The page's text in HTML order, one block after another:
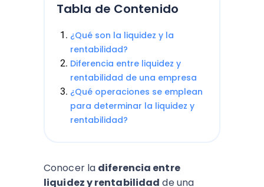
Tabla de Contenido
¿Qué son la liquidez y la
rentabilidad?
Diferencia entre liquidez y
rentabilidad de una empresa
¿Qué operaciones se emplean
para determinar la liquidez y
rentabilidad?
Conocer la diferencia entre
liquidez y rentabilidad de una